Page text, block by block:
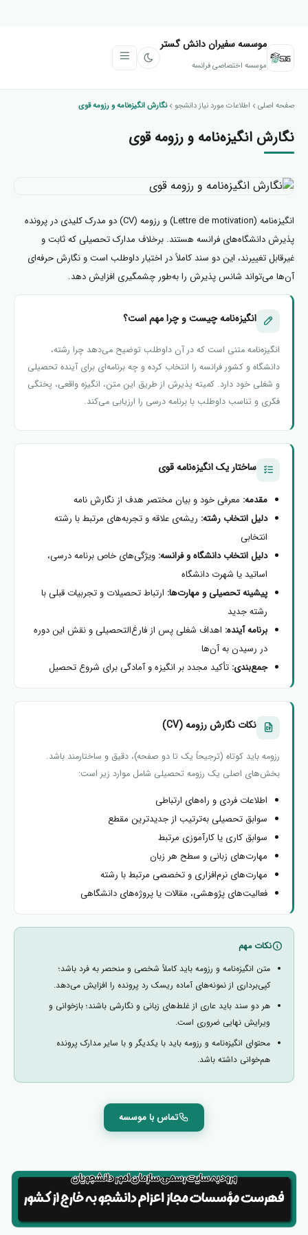
موسسه سفیران دانش گستر
موسسه اختصاصی فرانسه
صفحه اصلی اطلاعات مورد نیاز دانشجو نگارش انگیزه‌نامه و رزومه قوی
نگارش انگیزه‌نامه و رزومه قوی
انگیزه‌نامه (Lettre de motivation) و رزومه (CV) دو مدرک کلیدی در پرونده
پذیرش دانشگاه‌های فرانسه هستند. برخلاف مدارک تحصیلی که ثابت و
غیرقابل تغییرند، این دو سند کاملاً در اختیار داوطلب است و نگارش حرفه‌ای
آن‌ها می‌تواند شانس پذیرش را به‌طور چشمگیری افزایش دهد.
انگیزه‌نامه چیست و چرا مهم است؟
انگیزه‌نامه متنی است که در آن داوطلب توضیح می‌دهد چرا رشته،
دانشگاه و کشور فرانسه را انتخاب کرده و چه برنامه‌ای برای آینده تحصیلی
و شغلی خود دارد. کمیته پذیرش از طریق این متن، انگیزه واقعی، پختگی
فکری و تناسب داوطلب با برنامه درسی را ارزیابی می‌کند.
ساختار یک انگیزه‌نامه قوی
مقدمه: معرفی خود و بیان مختصر هدف از نگارش نامه
دلیل انتخاب رشته: ریشه‌ی علاقه و تجربه‌های مرتبط با رشته
انتخابی
دلیل انتخاب دانشگاه و فرانسه: ویژگی‌های خاص برنامه درسی،
اساتید یا شهرت دانشگاه
پیشینه تحصیلی و مهارت‌ها: ارتباط تحصیلات و تجربیات قبلی با
رشته جدید
برنامه آینده: اهداف شغلی پس از فارغ‌التحصیلی و نقش این دوره
در رسیدن به آن‌ها
جمع‌بندی: تأکید مجدد بر انگیزه و آمادگی برای شروع تحصیل
نکات نگارش رزومه (CV)
رزومه باید کوتاه (ترجیحاً یک تا دو صفحه)، دقیق و ساختارمند باشد.
بخش‌های اصلی یک رزومه تحصیلی شامل موارد زیر است:
اطلاعات فردی و راه‌های ارتباطی
سوابق تحصیلی به‌ترتیب از جدیدترین مقطع
سوابق کاری یا کارآموزی مرتبط
مهارت‌های زبانی و سطح هر زبان
مهارت‌های نرم‌افزاری و تخصصی مرتبط با رشته
فعالیت‌های پژوهشی، مقالات یا پروژه‌های دانشگاهی
نکات مهم
متن انگیزه‌نامه و رزومه باید کاملاً شخصی و منحصر به فرد باشد؛
کپی‌برداری از نمونه‌های آماده ریسک رد پرونده را افزایش می‌دهد.
هر دو سند باید عاری از غلط‌های زبانی و نگارشی باشند؛ بازخوانی و
ویرایش نهایی ضروری است.
محتوای انگیزه‌نامه و رزومه باید با یکدیگر و با سایر مدارک پرونده
هم‌خوانی داشته باشد.
تماس با موسسه